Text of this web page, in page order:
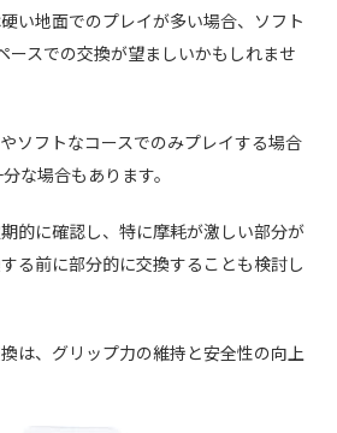
い地面でのプレイが多い場合、ソフト
ースでの交換が望ましいかもしれませ
ソフトなコースでのみプレイする場合
な場合もあります。
的に確認し、特に摩耗が激しい部分が
る前に部分的に交換することも検討し
は、グリップ力の維持と安全性の向上